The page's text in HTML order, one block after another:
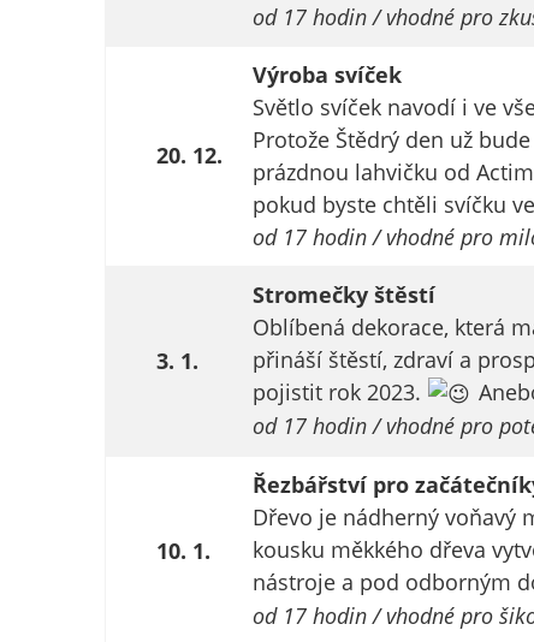
od 17 hodin / vhodné pro
20. 12.
Výroba svíček
Světlo svíček navodí i ve
Protože Štědrý den už
prázdnou lahvičku od
pokud byste chtěli svíčku
od 17 hodin / vhodné pro
3. 1.
Stromečky štěstí
Oblíbená dekorace, která
přináší štěstí, zdraví a
pojistit rok 2023.
od 17 hodin / vhodné pro
10. 1.
Řezbářství pro
Dřevo je nádherný voňavý
kousku měkkého dřeva
nástroje a pod odborným
od 17 hodin / vhodné pro